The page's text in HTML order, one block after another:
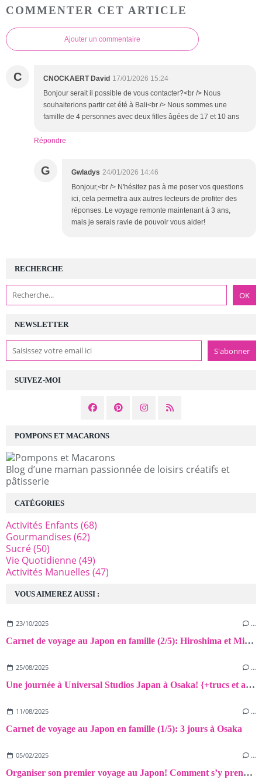
COMMENTER CET ARTICLE
Ajouter un commentaire
C CNOCKAERT David 17/01/2026 15:24
Bonjour serait il possible de vous contacter?<br /> Nous
souhaiterions partir cet été à Bali<br /> Nous sommes une
famille de 4 personnes avec deux filles âgées de 17 et 10 ans
Répondre
G Gwladys 24/01/2026 14:46
Bonjour,<br /> N'hésitez pas à me poser vos questions
ici, cela permettra aux autres lecteurs de profiter des
réponses. Le voyage remonte maintenant à 3 ans,
mais je serais ravie de pouvoir vous aider!
NEWSLETTER
SUIVEZ-MOI
RECHERCHE
POMPONS ET MACARONS
Blog d’une maman passionnée de loisirs créatifs et
pâtisserie
VOUS AIMEREZ AUSSI :
23/10/2025 …
Carnet de voyage au Japon en famille (2/5): Hiroshima et Miyajima
25/08/2025 …
Une journée à Universal Studios Japan à Osaka! {+trucs et astuces}
11/08/2025 …
Carnet de voyage au Japon en famille (1/5): 3 jours à Osaka
05/02/2025 …
Organiser son premier voyage au Japon! Comment s’y prendre? Rétro-planning de mes préparatifs, trucs et astuces!
CATÉGORIES
Activités Enfants (68)
Gourmandises (62)
Sucré(50)
Vie Quotidienne(49)
Activités Manuelles (47)